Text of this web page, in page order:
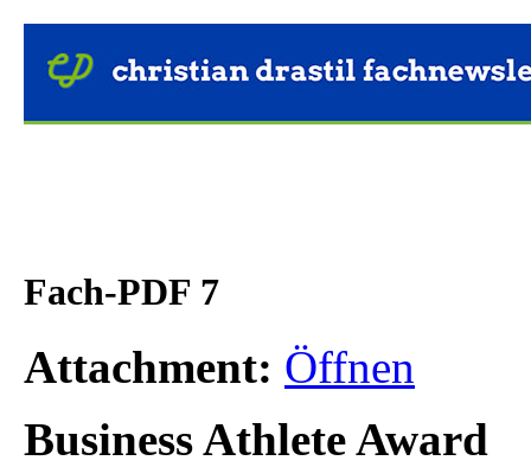
Fach-PDF 7
Attachment: Öffnen
Business Athlete Award